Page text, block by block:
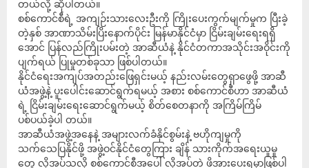
တယ်လို့ ဆိုပါတယ်။
စစ်ကောင်စီရဲ့ အကျဉ်းသားလေးဦးကို ကြိုးပေးကွက်မျက်မှုက ပြီးခဲ့
တဲ့နှစ် အာဏာသိမ်းပြိးနောက်ပိုင်း မြန်မာနိုင်ငံမှာ ငြိမ်းချမ်းရေးရရှိ
အောင် ပြန်လည်ကြိုးပမ်းတဲ့ အာဆီယံနဲ့ နိုင်ငံတကာအသိုင်းအဝိုင်းကို
ပျက်ရယ် ပြုမှုတစ်ခုသာ ဖြစ်ပါတယ်။
နိုင်ငံရေးအကျပ်အတည်းဖြေရှင်းမယ့် နည်းလမ်းတွေရှာဖွေဖို့ အာဆီ
ယံအဖွဲ့နဲ့ ပူးပေါင်းဆောင်ရွက်ရမယ့် အစား စစ်ကောင်စီဟာ အာဆီယံ
ရဲ့ ငြိမ်းချမ်းရေးဆောင်ရွက်မယ့် စိတ်စေတနာကို အကြိမ်ကြိမ်
ပစ်ပယ်ခဲ့ပါ တယ်။
အာဆီယံအဖွဲ့အနေနဲ့ အများလက်ခံနိုင်စွမ်းနဲ့ ဗဟိုကျမှုကို
သက်သေပြနိုင်ဖို့ အဖွဲ့ဝင်နိုင်ငံတွေကြား ချိန် သားကိုက်အရေးယူမှု
တွေ လိုအပ်သလို စစ်ကောင်စီအပေါ် လိုအပ်တဲ့ ဖိအားပေးရမှာဖြစ်ပါ